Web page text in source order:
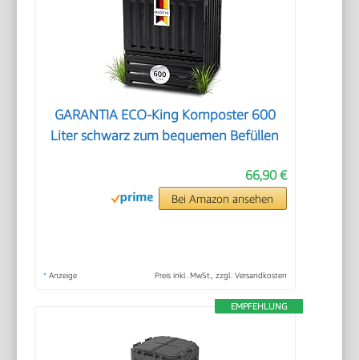
GARANTIA ECO-King Komposter 600
Liter schwarz zum bequemen Befüllen
66,90 €
Bei Amazon ansehen
* Anzeige Preis inkl. MwSt., zzgl. Versandkosten
EMPFEHLUNG